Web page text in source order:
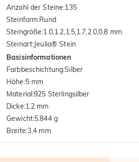
Anzahl der Steine:135
Steinform:Rund
Steingröße:1.0,1.2,1.5,1.7,2.0,0.8 mm
Steinart:Jeulia® Stein
Basisinformationen
Farbbeschichtung:Silber
Höhe:5 mm
Material:925 Sterlingsilber
Dicke:1.2 mm
Gewicht:5.844 g
Breite:3.4 mm